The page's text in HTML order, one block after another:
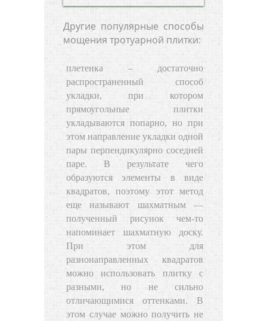
Другие популярные способы
мощения тротуарной плитки:
плетенка – достаточно
распространенный способ
укладки, при котором
прямоугольные плитки
укладываются попарно, но при
этом направление укладки одной
пары перпендикулярно соседней
паре. В результате чего
образуются элементы в виде
квадратов, поэтому этот метод
еще называют шахматным —
полученный рисунок чем-то
напоминает шахматную доску.
При этом для
разнонаправленных квадратов
можно использовать плитку с
разными, но не сильно
отличающимися оттенками. В
этом случае можно получить не